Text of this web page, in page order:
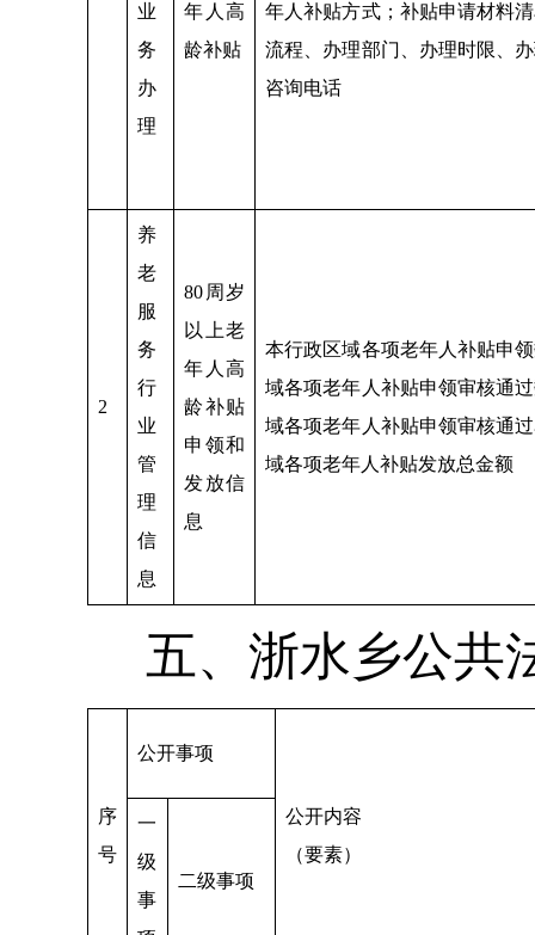
业
务
办
理
年人高
龄补贴
年人补贴方式；补贴申请材料
流程、办理部门、办理时限、
咨询电话
2
养
老
服
务
行
业
管
理
信
息
80周岁
以上老
年人高
龄补贴
申领和
发放信
息
本行政区域各项老年人补贴申
域各项老年人补贴申领审核通
域各项老年人补贴申领审核通
域各项老年人补贴发放总金额
五、浙水乡公共
序
号
公开事项
公开内容
（要素）
一
级
事
二级事项